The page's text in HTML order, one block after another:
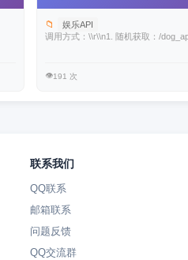
📁
娱乐API
调用方式：\\r\\n1. 随机获取：/
👁️191 次
联系我们
QQ联系
邮箱联系
问题反馈
QQ交流群